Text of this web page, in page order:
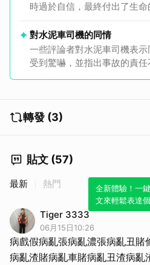
時過於自信，最終付出了生命
對水泥車司機的同情
一些評論者對水泥車司機表
受到驚嚇，並指出事故的責任
轉發 (3)
貼文 (57)
全新體驗！一
文來輕鬆表達個
最新 熱門
Tiger 3333
06月15日10:26
病戲假病亂張病亂濃張病亂丑賭
病亂渣賭病亂車賭病亂丑渣病亂